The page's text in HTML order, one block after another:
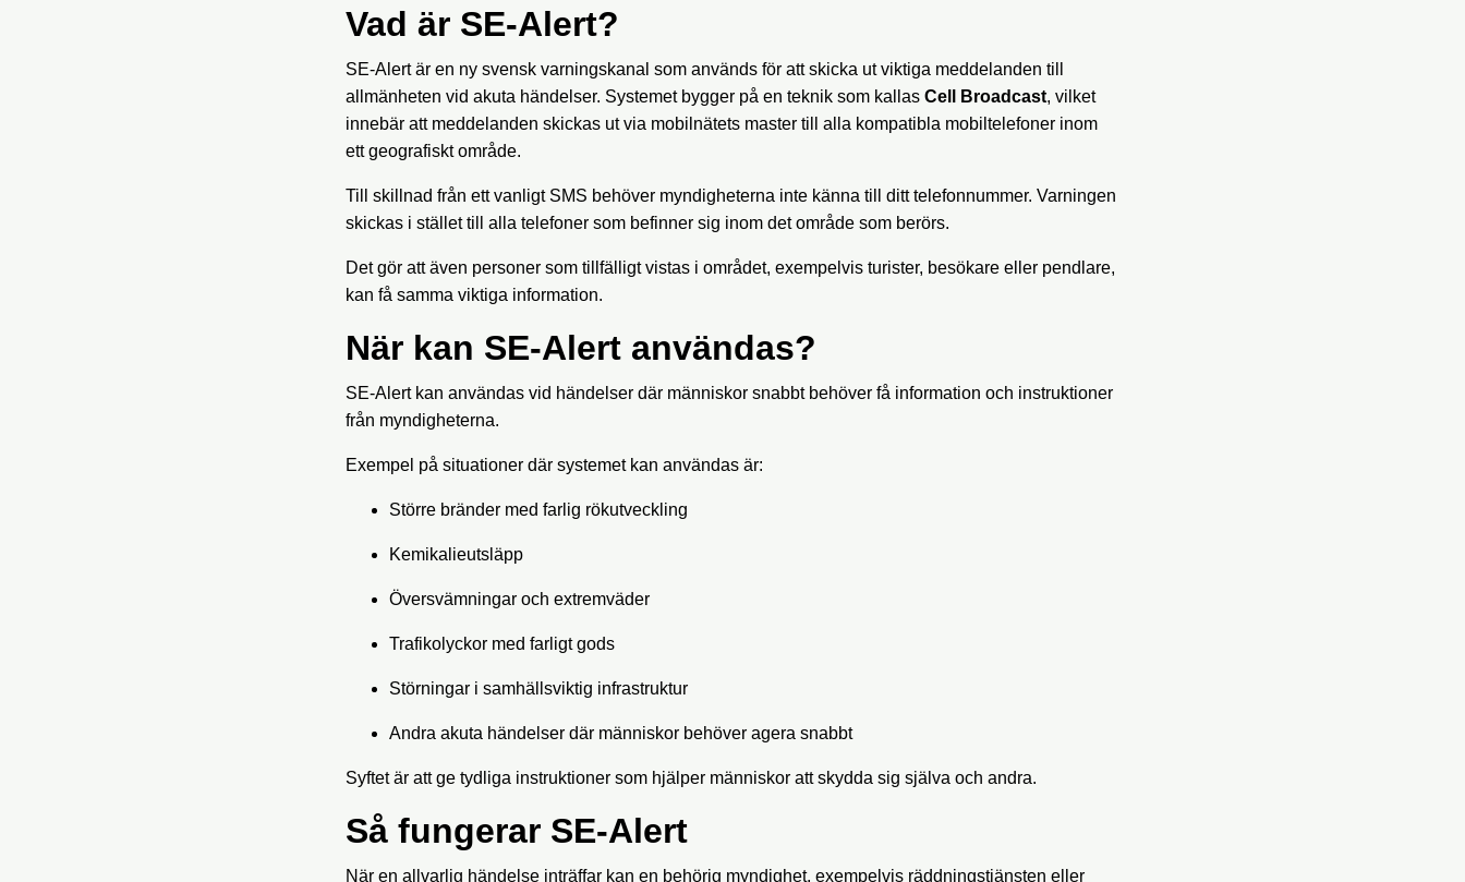
Vad är SE-Alert?
SE-Alert är en ny svensk varningskanal som används för att skicka ut viktiga meddelanden till
allmänheten vid akuta händelser. Systemet bygger på en teknik som kallas Cell Broadcast, vilket
innebär att meddelanden skickas ut via mobilnätets master till alla kompatibla mobiltelefoner inom
ett geografiskt område.
Till skillnad från ett vanligt SMS behöver myndigheterna inte känna till ditt telefonnummer. Varningen
skickas i stället till alla telefoner som befinner sig inom det område som berörs.
Det gör att även personer som tillfälligt vistas i området, exempelvis turister, besökare eller pendlare,
kan få samma viktiga information.
När kan SE-Alert användas?
SE-Alert kan användas vid händelser där människor snabbt behöver få information och instruktioner
från myndigheterna.
Exempel på situationer där systemet kan användas är:
Större bränder med farlig rökutveckling
Kemikalieutsläpp
Översvämningar och extremväder
Trafikolyckor med farligt gods
Störningar i samhällsviktig infrastruktur
Andra akuta händelser där människor behöver agera snabbt
Syftet är att ge tydliga instruktioner som hjälper människor att skydda sig själva och andra.
Så fungerar SE-Alert
När en allvarlig händelse inträffar kan en behörig myndighet, exempelvis räddningstjänsten eller